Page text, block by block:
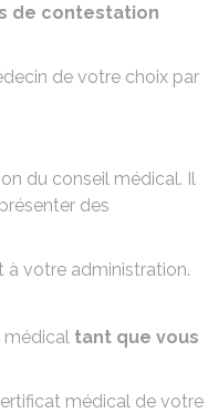
de contestation
de votre choix par
du conseil médical. Il
des
à votre administration.
médical tant que vous
médical de votre